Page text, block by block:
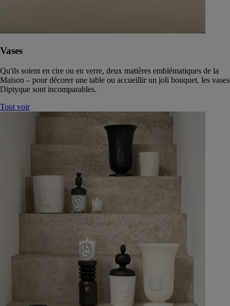
Vases
Qu'ils soient en cire ou en verre, deux matières emblématiques de la
Maison – pour décorer une table ou accueillir un joli bouquet, les vases
Diptyque sont incomparables.
Tout voir